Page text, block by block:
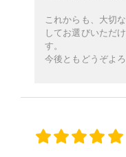
これからも、大切
してお選びいただ
す。
今後ともどうぞよ